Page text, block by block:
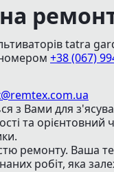
tatra
+38 (067)
Вами для
та
ремонту. Ваша
робіт, яка